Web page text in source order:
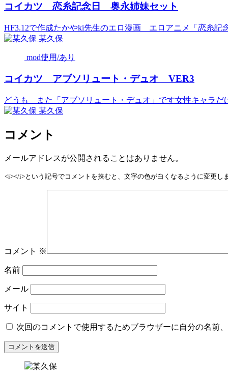
コイカツ 恋糸記念日 奥永姉妹セット
HF3.12で作成たかやki先生のエロ漫画 エロアニメ「恋糸記
某久保
mod使用/あり
コイカツ アブソリュート・デュオ VER3
どうも また「アブソリュート・デュオ」です女性キャラだ
某久保
コメント
メールアドレスが公開されることはありません。
<i></i>という記号でコメントを挟むと、文字の色が白くなるように変更
コメント ※
名前
メール
サイト
次回のコメントで使用するためブラウザーに自分の名前